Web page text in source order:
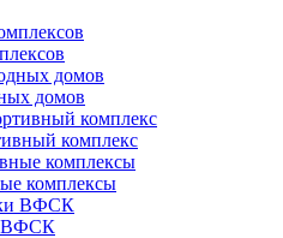
домов
комплекс
комплексы
ВФСК